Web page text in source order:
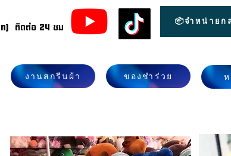
ติดต่อ 24 ชม
📦จำหน่ายก
งานสกรีนผ้า ของชำร่วย